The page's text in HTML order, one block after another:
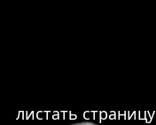
листать страницу